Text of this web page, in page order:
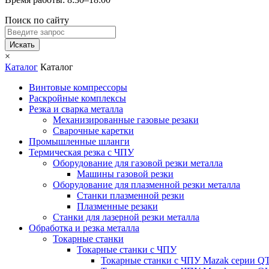
Поиск по сайту
Искать
×
Каталог Каталог
Винтовые компрессоры
Раскройные комплексы
Резка и сварка металла
Механизированные газовые резаки
Сварочные каретки
Промышленные шланги
Термическая резка с ЧПУ
Оборудование для газовой резки металла
Машины газовой резки
Оборудование для плазменной резки металла
Станки плазменной резки
Плазменные резаки
Станки для лазерной резки металла
Обработка и резка металла
Токарные станки
Токарные станки с ЧПУ
Токарные станки с ЧПУ Mazak серии